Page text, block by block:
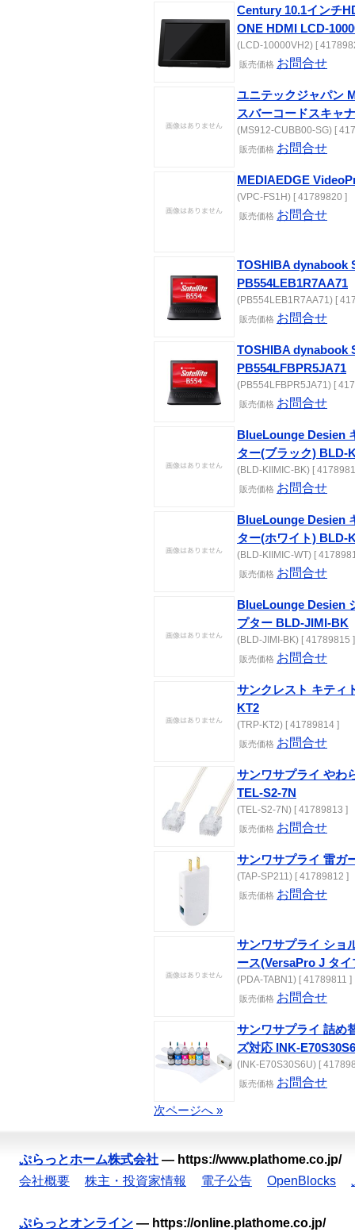
Century 10.1インチ
ONE HDMI LCD-
(LCD-10000VH2) [
販売価格 お問合せ
ユニテックジャパン
スバーコードスキャ
(MS912-CUBB00-SG) [
販売価格 お問合せ
MEDIAEDGE
(VPC-FS1H) [ 41789820 ]
販売価格 お問合せ
TOSHIBA dynabook
PB554LEB1R7AA71
(PB554LEB1R7AA71) [
販売価格 お問合せ
TOSHIBA dynabook
PB554LFBPR5JA71
(PB554LFBPR5JA71) [
販売価格 お問合せ
BlueLounge Desien
ター(ブラック) BLD-
(BLD-KIIMIC-BK) [
販売価格 お問合せ
BlueLounge Desien
ター(ホワイト) BLD-
(BLD-KIIMIC-WT) [
販売価格 お問合せ
BlueLounge Desien
プター BLD-JIMI-BK
(BLD-JIMI-BK) [ 41789815 ]
販売価格 お問合せ
サンクレスト キティ
KT2
(TRP-KT2) [ 41789814 ]
販売価格 お問合せ
サンワサプライ やわ
TEL-S2-7N
(TEL-S2-7N) [ 41789813 ]
販売価格 お問合せ
サンワサプライ 雷ガ
(TAP-SP211) [ 41789812 ]
販売価格 お問合せ
サンワサプライ ショ
ース(VersaPro J タイ
(PDA-TABN1) [ 41789811 ]
販売価格 お問合せ
サンワサプライ 詰め
ズ対応 INK-
(INK-E70S30S6U) [
販売価格 お問合せ
次ページへ »
ぷらっとホーム株式会社 — https://www.plathome.co.jp/
会社概要
株主・投資家情報 電子公告 OpenBlocks
ぷらっとオンライン — https://online.plathome.co.jp/